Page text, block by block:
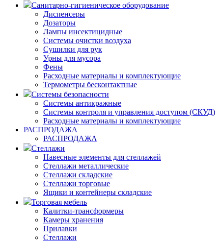
Санитарно-гигиеническое оборудование
Диспенсеры
Дозаторы
Лампы инсектицидные
Системы очистки воздуха
Сушилки для рук
Урны для мусора
Фены
Расходные материалы и комплектующие
Термометры бесконтактные
Системы безопасности
Системы антикражные
Системы контроля и управления доступом (СКУД)
Расходные материалы и комплектующие
РАСПРОДАЖА
РАСПРОДАЖА
Стеллажи
Навесные элементы для стеллажей
Стеллажи металлические
Стеллажи складские
Стеллажи торговые
Ящики и контейнеры складские
Торговая мебель
Калитки-трансформеры
Камеры хранения
Прилавки
Стеллажи